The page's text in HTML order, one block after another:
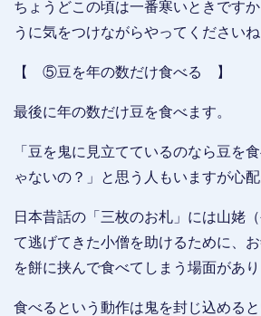
ちょうどこの頃は一番寒いときです
うに気をつけながらやってくださいね
【 ⑤豆を年の数だけ食べる 】
最後に年の数だけ豆を食べます。
「豆を鬼に見立てているのなら豆を
ゃないの？」と思う人もいますが心配
日本昔話の「三枚のお札」には山姥
て逃げてきた小僧を助けるために、
を餅に挟んで食べてしまう場面があり
食べるという動作は鬼を封じ込めると